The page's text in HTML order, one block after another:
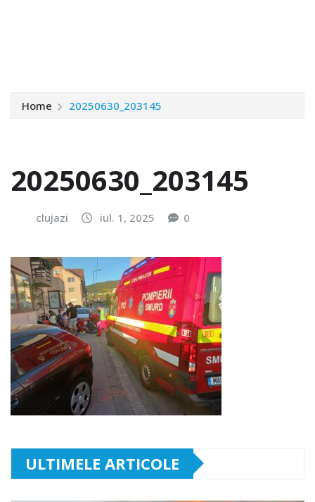
Home 20250630_203145
20250630_203145
clujazi iul. 1, 2025 0
ULTIMELE ARTICOLE